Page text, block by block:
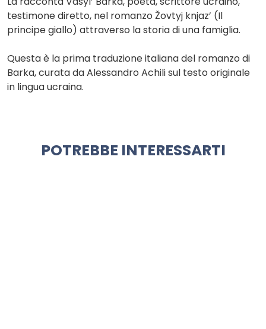
testimone diretto, nel romanzo Žovtyj knjaz’ (Il
principe giallo) attraverso la storia di una famiglia.
Questa è la prima traduzione italiana del romanzo di
Barka, curata da Alessandro Achili sul testo originale
in lingua ucraina.
POTREBBE INTERESSARTI